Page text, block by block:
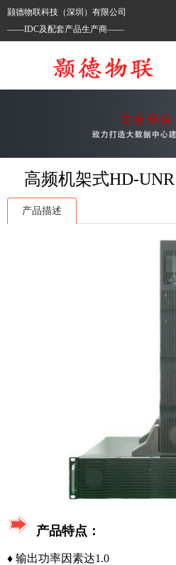
颢德物联科技（深圳）有限公司
——IDC及配套产品生产商——
高频机架式HD-
产品描述
产品特点：
♦ 输出功率因素达1.0